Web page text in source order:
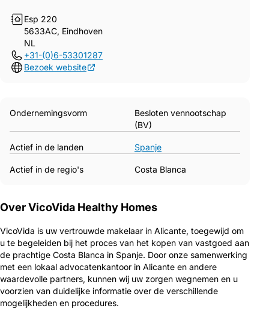
Esp 220
5633AC, Eindhoven
NL
+31-(0)6-53301287
Bezoek website
Ondernemingsvorm
Besloten vennootschap
(BV)
Actief in de landen Spanje
Actief in de regio's Costa Blanca
Over VicoVida Healthy Homes
VicoVida is uw vertrouwde makelaar in Alicante, toegewijd om
u te begeleiden bij het proces van het kopen van vastgoed aan
de prachtige Costa Blanca in Spanje. Door onze samenwerking
met een lokaal advocatenkantoor in Alicante en andere
waardevolle partners, kunnen wij uw zorgen wegnemen en u
voorzien van duidelijke informatie over de verschillende
mogelijkheden en procedures.